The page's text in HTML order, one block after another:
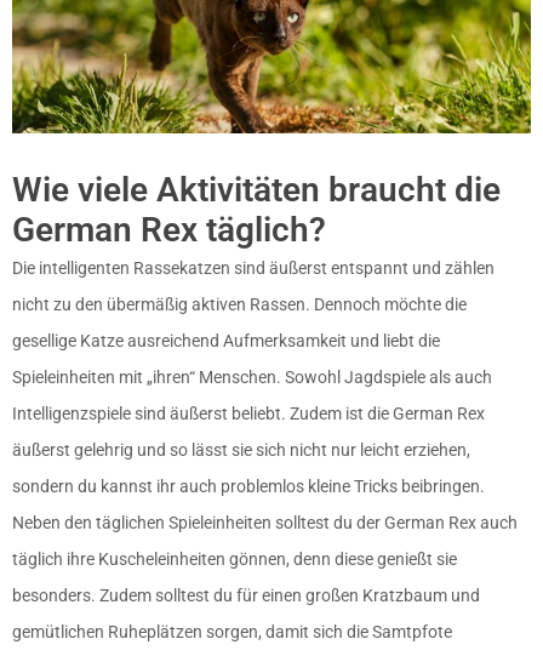
Wie viele Aktivitäten braucht die
German Rex täglich?
Die intelligenten Rassekatzen sind äußerst entspannt und zählen
nicht zu den übermäßig aktiven Rassen. Dennoch möchte die
gesellige Katze ausreichend Aufmerksamkeit und liebt die
Spieleinheiten mit „ihren“ Menschen. Sowohl Jagdspiele als auch
Intelligenzspiele sind äußerst beliebt. Zudem ist die German Rex
äußerst gelehrig und so lässt sie sich nicht nur leicht erziehen,
sondern du kannst ihr auch problemlos kleine Tricks beibringen.
Neben den täglichen Spieleinheiten solltest du der German Rex auch
täglich ihre Kuscheleinheiten gönnen, denn diese genießt sie
besonders. Zudem solltest du für einen großen Kratzbaum und
gemütlichen Ruheplätzen sorgen, damit sich die Samtpfote